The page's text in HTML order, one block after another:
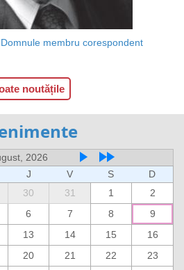
membru corespondent
noutățile
2026
J V S
D
30 31 1
2
6 7 8
9
13 14 15
16
20 21 22
23